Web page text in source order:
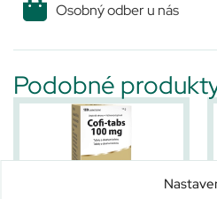
Osobný odber u nás
Podobné